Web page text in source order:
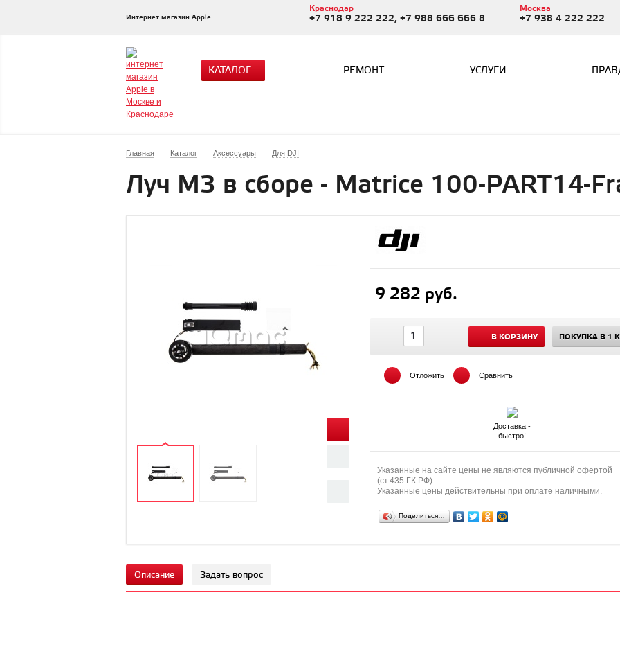
Интернет магазин Apple
Краснодар
+7 918 9 222 222, +7 988 666 666 8
Москва
+7 938 4 222 222
КАТАЛОГ РЕМОНТ УСЛУГИ
Главная Каталог Аксессуары Для DJI
Луч M3 в сборе - Matrice 100-PART14-
9 282 руб.
В КОРЗИНУ ПОКУПКА В 1
Отложить Сравнить
Доставка -
быстро!
Указанные на сайте цены не являются публичной офертой
(ст.435 ГК РФ).
Указанные цены действительны при оплате наличными.
Поделиться…
Описание Задать вопрос